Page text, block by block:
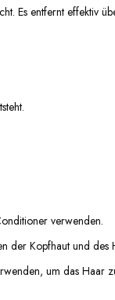
Es entfernt effektiv
verwenden.
der Kopfhaut und des
um das Haar